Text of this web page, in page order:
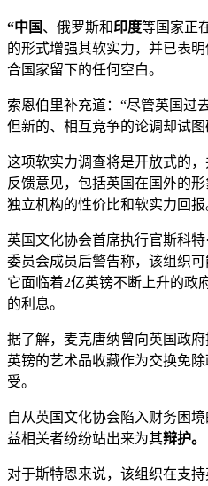
“中国 、俄罗斯和印度等国家正
的形式增强其软实力，并已表
合国家留下的任何空白。
索恩伯里补充道：“尽管英国过
但新的、相互竞争的论调却试
这项软实力调查将是开放式的
反馈意见，包括英国在国外的
独立机构的性价比和软实力回报
英国文化协会首席执行官斯科
委员会成员后警告称，该组织
它面临着2亿英镑不断上升的政
的利息。
据了解，麦克唐纳曾向英国政
英镑的艺术品收藏作为交换免
受。
自从英国文化协会陷入财务困
益相关者纷纷站出来为其辩护。
对于斯特恩来说，该组织在支